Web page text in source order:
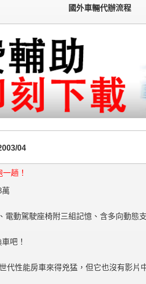
國外車輛代辦流程
04
趟！
萬
電動駕駛座椅附三組記憶、含多向動態
吧！
代性能房車來得兇猛，但它也沒有影片